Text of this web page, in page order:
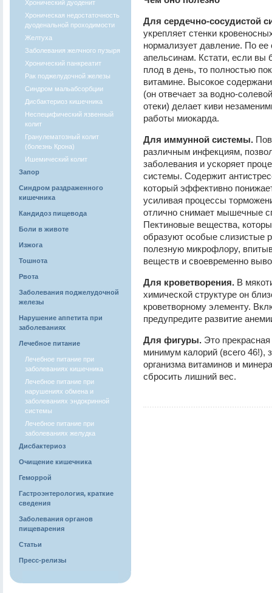
Хронический дуоденит
Хроническая недостаточность
дуоденальной проходимости
Желтуха
Заболевания желчного пузыря
Хронический панкреатит
Рак поджелудочной железы
Синдром мальабсорбции
Дисбактериоз кишечника
Неспецифический язвенный
колит
Гранулематозный колит
(болезнь Крона)
Ишемический колит
Запор
Синдром раздраженного
кишечника
Кандидоз пищевода
Боли в животе
Изжога
Тошнота
Рвота
Заболевания поджелудочной
железы
Нарушение аппетита при
заболеваниях
Лечебное питание
Лечебное питание при
заболеваниях кишечника
Лечебное питание при
нарушениях обмена и
заболеваниях эндокринной
системы
Лечебное питание при
заболеваниях желудка
Дисбактериоз
Очищение кишечника
Геморрой
Гастроэнтерология, краткие
сведения
Заболевания органов
пищеварения
Статьи
Пресс-релизы
Для сердечно-сосудистой
укрепляет стенки
нормализует давление. По
апельсинам. Кстати, если вы
плод в день, то полностью
витамине. Высокое
(он отвечает за водно-
отеки) делает киви
работы миокарда.
Для иммунной системы.
различным инфекциям,
заболевания и ускоряет
системы. Содержит
который эффективно
усиливая процессы
отлично снимает мышечные
Пектиновые вещества,
образуют особые слизистые
полезную микрофлору,
веществ и своевременно
Для кроветворения.В
химической структуре он
кроветворному элементу.
предупредите развитие
Для фигуры.Это
минимум калорий (всего
организма витаминов и
сбросить лишний вес.